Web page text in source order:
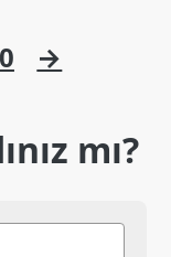
→
mı?